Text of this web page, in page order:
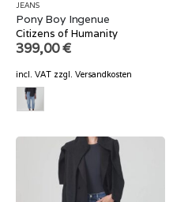
JEANS
Pony Boy Ingenue
Citizens of Humanity
399,00€
incl. VAT zzgl. Versandkosten